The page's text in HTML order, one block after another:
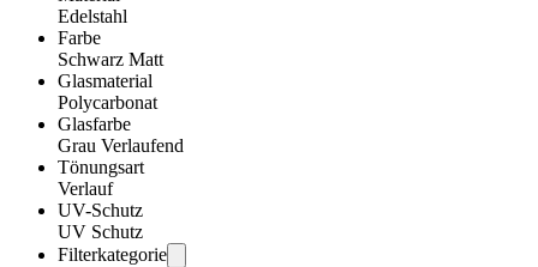
Edelstahl
Farbe
Schwarz Matt
Glasmaterial
Polycarbonat
Glasfarbe
Grau Verlaufend
Tönungsart
Verlauf
UV-Schutz
UV Schutz
Filterkategorie